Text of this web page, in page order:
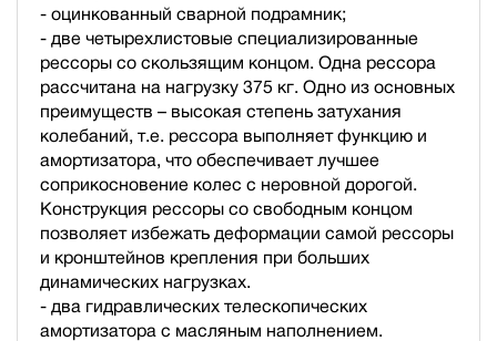
- оцинкованный сварной подрамник;
- две четырехлистовые специализированные
рессоры со скользящим концом. Одна рессора
рассчитана на нагрузку 375 кг. Одно из основных
преимуществ – высокая степень затухания
колебаний, т.е. рессора выполняет функцию и
амортизатора, что обеспечивает лучшее
соприкосновение колес с неровной дорогой.
Конструкция рессоры со свободным концом
позволяет избежать деформации самой рессоры
и кронштейнов крепления при больших
динамических нагрузках.
- два гидравлических телескопических
амортизатора с масляным наполнением.